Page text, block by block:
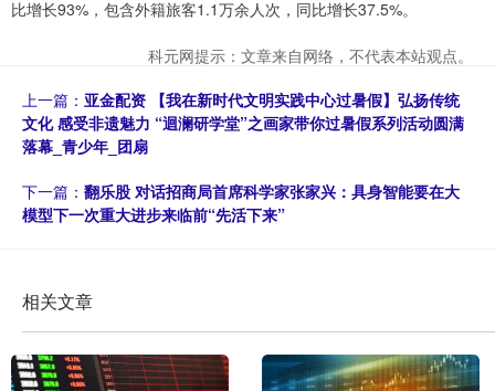
比增长93%，包含外籍旅客1.1万余人次，同比增长37.5%。
科元网提示：文章来自网络，不代表本站观点。
上一篇： 亚金配资 【我在新时代文明实践中心过暑假】弘扬传统
文化 感受非遗魅力 “迴澜研学堂”之画家带你过暑假系列活动圆满
落幕_青少年_团扇
下一篇： 翻乐股 对话招商局首席科学家张家兴：具身智能要在大
模型下一次重大进步来临前“先活下来”
相关文章